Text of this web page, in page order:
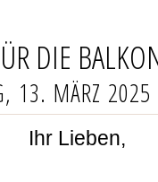
DIE
13. MÄRZ 2025
Ihr Lieben,